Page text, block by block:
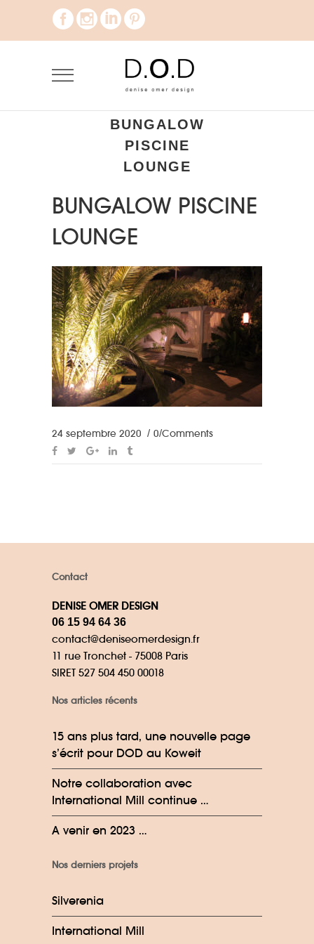
BUNGALOW
PISCINE
LOUNGE
BUNGALOW PISCINE
LOUNGE
24 septembre 2020 0 Comments
Contact
DENISE OMER DESIGN
06 15 94 64 36
contact@deniseomerdesign.fr
11 rue Tronchet - 75008 Paris
SIRET 527 504 450 00018
Nos articles récents
15 ans plus tard, une nouvelle page
s’écrit pour DOD au Koweit
Notre collaboration avec
International Mill continue …
A venir en 2023 …
Nos derniers projets
Silverenia
International Mill